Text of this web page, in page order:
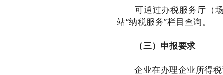
可通过办税服务厅（场
站“纳税服务”栏目查询。
（三）申报要求
企业在办理企业所得税